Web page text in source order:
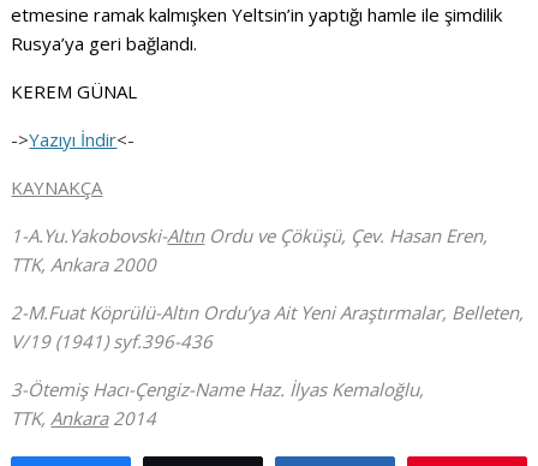
etmesine ramak kalmışken Yeltsin’in yaptığı hamle ile şimdilik
Rusya’ya geri bağlandı.
KEREM GÜNAL
->Yazıyı İndir<-
KAYNAKÇA
1-A.Yu.Yakobovski-Altın Ordu ve Çöküşü, Çev. Hasan Eren,
TTK, Ankara 2000
2-M.Fuat Köprülü-Altın Ordu’ya Ait Yeni Araştırmalar, Belleten,
V/19 (1941) syf.396-436
3-Ötemiş Hacı-Çengiz-Name Haz. İlyas Kemaloğlu,
TTK, Ankara 2014